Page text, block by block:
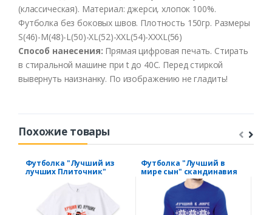
(классическая). Материал: джерси, хлопок 100%.
Футболка без боковых швов. Плотность 150гр. Размеры
S(46)-M(48)-L(50)-XL(52)-XXL(54)-XXXL(56)
Способ нанесения: Прямая цифровая печать. Стирать
в стиральной машине при t до 40С. Перед стиркой
вывернуть наизнанку. По изображению не гладить!
Похожие товары
Футболка "Лучший из
лучших Плиточник"
Футболка "Лучший в
мире сын" скандинавия